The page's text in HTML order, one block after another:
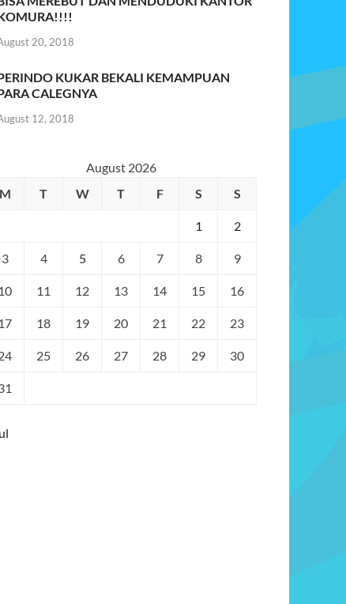
20, 2018
KUKAR BEKALI KEMAMPUAN
CALEGNYA
12, 2018
August 2026
M
T W T F S S
1 2
3 4 5 6 7 8 9
10 11 12 13 14 15 16
17 18 19 20 21 22 23
25 26 27 28 29 30